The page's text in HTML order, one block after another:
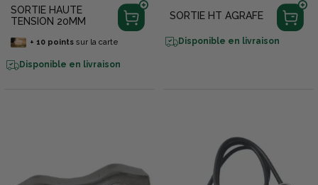
SORTIE HAUTE
TENSION 20MM
+ 10pointssur la carte
Disponible en livraison
SORTIE HT AGRAFE
Disponible en livraison